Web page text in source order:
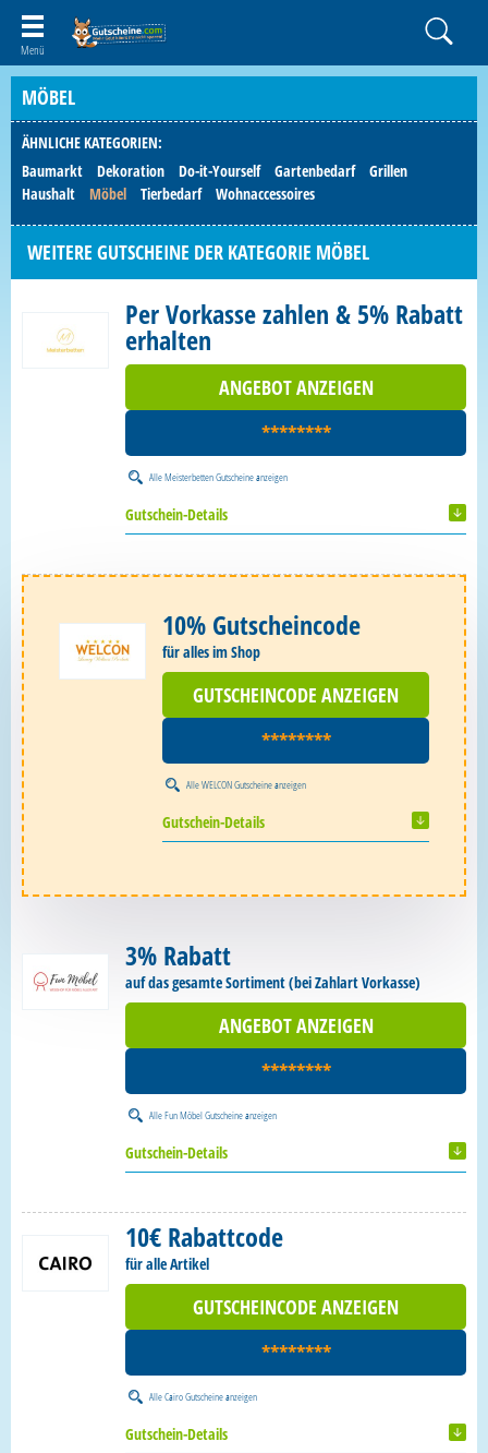
MÖBEL
ÄHNLICHE KATEGORIEN:
Baumarkt
Dekoration Do-it-Yourself Gartenbedarf
Grillen
Haushalt
Möbel Tierbedarf Wohnaccessoires
WEITERE GUTSCHEINE DER KATEGORIE MÖBEL
Per Vorkasse zahlen & 5% Rabatt
erhalten
ANGEBOT ANZEIGEN
********
AlleMeisterbetten Gutscheineanzeigen
Gutschein-Details
10% Gutscheincode
für alles im Shop
GUTSCHEINCODE ANZEIGEN
********
AlleWELCON Gutscheineanzeigen
Gutschein-Details
3% Rabatt
auf das gesamte Sortiment (bei Zahlart Vorkasse)
ANGEBOT ANZEIGEN
********
AlleFun Möbel Gutscheineanzeigen
Gutschein-Details
10€ Rabattcode
für alle Artikel
GUTSCHEINCODE ANZEIGEN
********
AlleCairo Gutscheineanzeigen
Gutschein-Details